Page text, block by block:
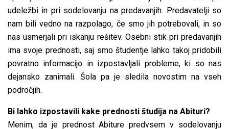
udeležbi in pri sodelovanju na predavanjih. Predavatelji so
nam bili vedno na razpolago, če smo jih potrebovali, in so
nas usmerjali pri iskanju rešitev. Osebni stik pri predavanjih
ima svoje prednosti, saj smo študentje lahko takoj pridobili
povratno informacijo in izpostavljali probleme, ki so nas
dejansko zanimali. Šola pa je sledila novostim na vseh
področjih.
Bi lahko izpostavili kake prednosti študija na Abituri?
Menim, da je prednost Abiture predvsem v sodelovanju